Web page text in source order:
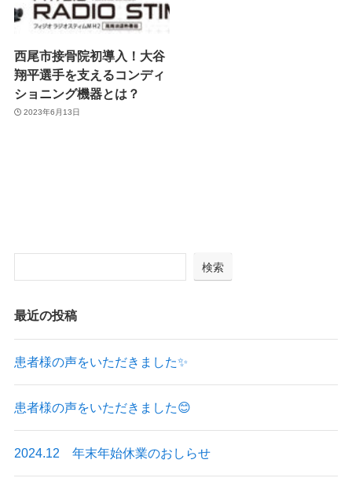
西尾市接骨院初導入！大谷
翔平選手を支えるコンディ
ショニング機器とは？
2023年6月13日
検索
最近の投稿
患者様の声をいただきました✨
患者様の声をいただきました😊
2024.12 年末年始休業のおしらせ